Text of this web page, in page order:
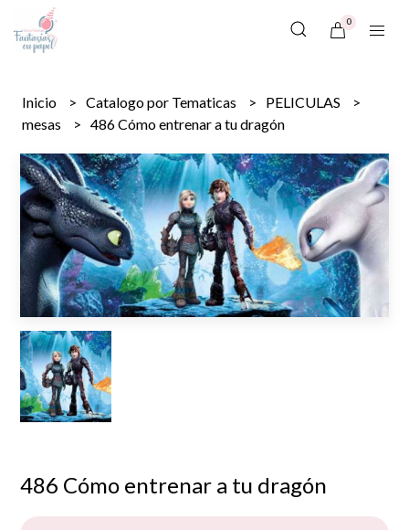
0
Inicio Catalogo por Tematicas
PELICULAS
mesas
486 Cómo entrenar a tu dragón
486 Cómo entrenar a tu dragón